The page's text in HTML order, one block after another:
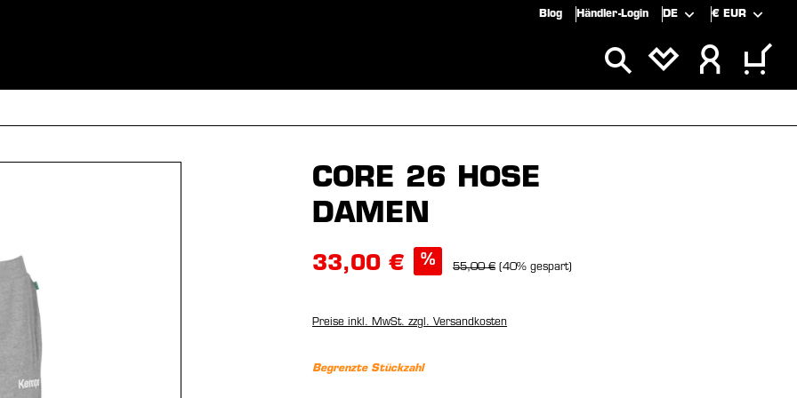
Blog Händler-Login DE € EUR
CORE 26 HOSE
DAMEN
33,00 € % 55,00 € (40% gespart)
Preise inkl. MwSt. zzgl. Versandkosten
Begrenzte Stückzahl